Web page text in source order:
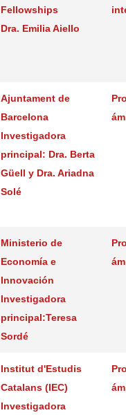
Fellowships
Dra. Emilia Aiello
Ajuntament de
Barcelona
Investigadora
principal: Dra. Berta
Güell y Dra. Ariadna
Solé
Ministerio de
Economía e
Innovación
Investigadora
principal:Teresa
Sordé
Institut d'Estudis
Catalans (IEC)
Investigadora